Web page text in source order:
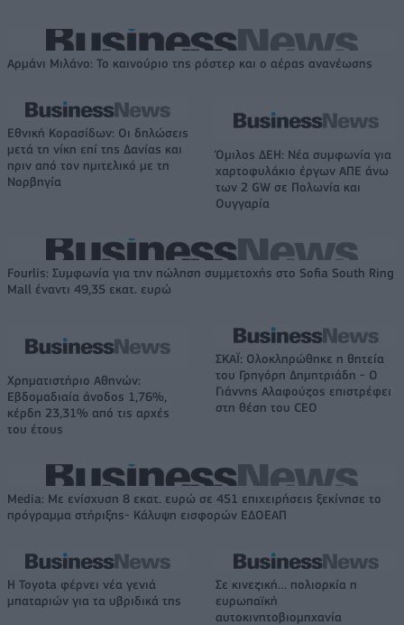
Αρμάνι Μιλάνο: Το καινούριο της ρόστερ και ο αέρας ανανέωσης
Εθνική Κορασίδων: Οι δηλώσεις
μετά τη νίκη επί της Δανίας και
πριν από τον ημιτελικό με τη
Νορβηγία
Όμιλος ΔΕΗ: Νέα συμφωνία για
χαρτοφυλάκιο έργων ΑΠΕ άνω
των 2 GW σε Πολωνία και
Ουγγαρία
Fourlis: Συμφωνία για την πώληση συμμετοχής στο Sofia South Ring
Mall έναντι 49,35 εκατ. ευρώ
Χρηματιστήριο Αθηνών:
Εβδομαδιαία άνοδος 1,76%,
κέρδη 23,31% από τις αρχές
του έτους
ΣΚΑΪ: Ολοκληρώθηκε η θητεία
του Γρηγόρη Δημητριάδη - Ο
Γιάννης Αλαφούζος επιστρέφει
στη θέση του CEO
Media: Με ενίσχυση 8 εκατ. ευρώ σε 451 επιχειρήσεις ξεκίνησε το
πρόγραμμα στήριξης- Κάλυψη εισφορών ΕΔΟΕΑΠ
Η Toyota φέρνει νέα γενιά
μπαταριών για τα υβριδικά της
Σε κινεζική… πολιορκία η
ευρωπαϊκή
αυτοκινητοβιομηχανία